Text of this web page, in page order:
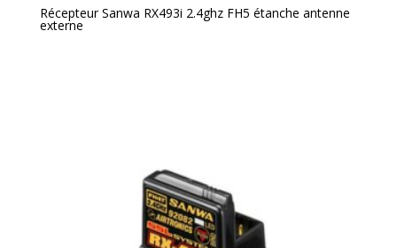
Récepteur Sanwa RX493i 2.4ghz FH5 étanche antenne
externe